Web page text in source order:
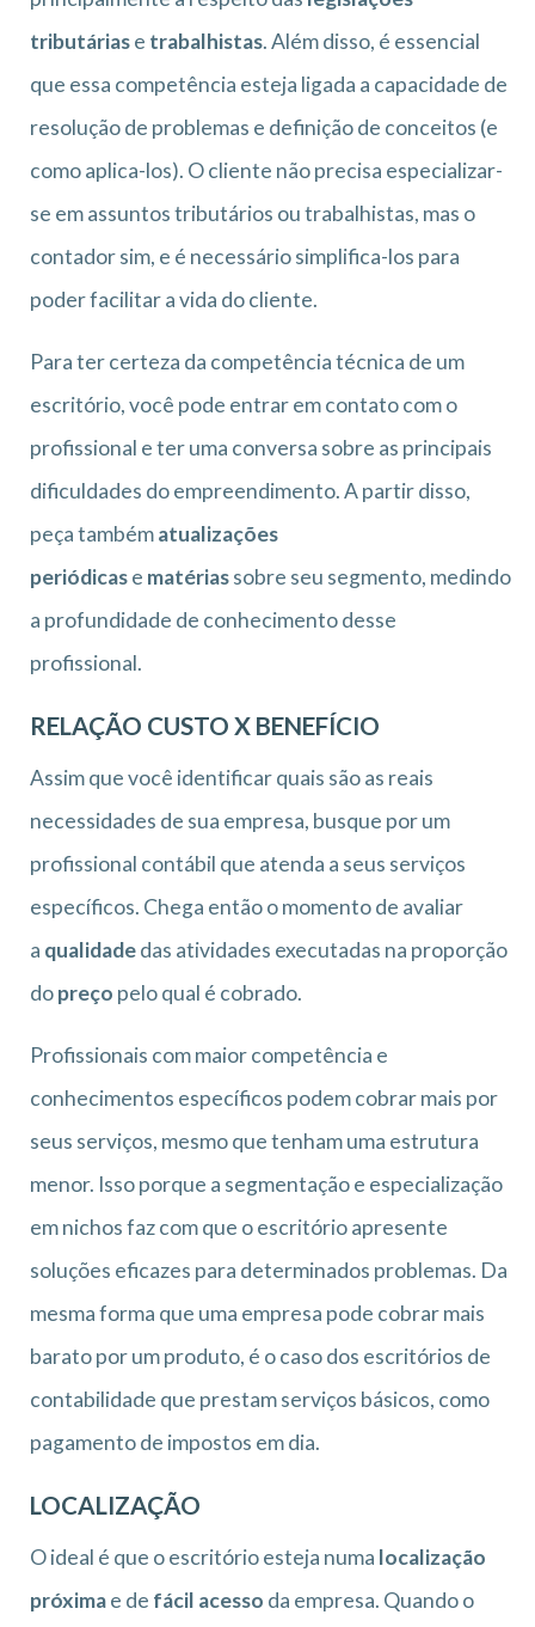
tributáriase trabalhistas. Além disso, é essencial
que essa competência esteja ligada a capacidade de
resolução de problemas e definição de conceitos (e
como aplica-los). O cliente não precisa especializar-
se em assuntos tributários ou trabalhistas, mas o
contador sim, e é necessário simplifica-los para
poder facilitar a vida do cliente.
Para ter certeza da competência técnica de um
escritório, você pode entrar em contato com o
profissional e ter uma conversa sobre as principais
dificuldades do empreendimento. A partir disso,
peça tambématualizações
periódicase matériassobre seu segmento, medindo
a profundidade de conhecimento desse
profissional.
RELAÇÃO CUSTO X BENEFÍCIO
Assim que você identificar quais são as reais
necessidades de sua empresa, busque por um
profissional contábil que atenda a seus serviços
específicos. Chega então o momento de avaliar
a qualidadedas atividades executadas na proporção
dopreço pelo qual é cobrado.
Profissionais com maior competência e
conhecimentos específicos podem cobrar mais por
seus serviços, mesmo que tenham uma estrutura
menor. Isso porque a segmentação e especialização
em nichos faz com que o escritório apresente
soluções eficazes para determinados problemas. Da
mesma forma que uma empresa pode cobrar mais
barato por um produto, é o caso dos escritórios de
contabilidade que prestam serviços básicos, como
pagamento de impostos em dia.
LOCALIZAÇÃO
O ideal é que o escritório esteja numa localização
próximae de fácil acesso da empresa. Quando o